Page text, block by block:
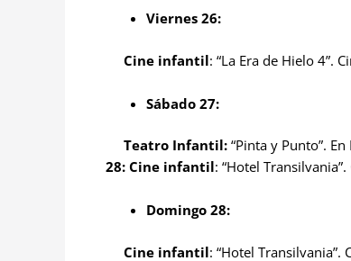
Viernes 26:
Cine infantil: “La Era de Hielo 4”.
Sábado 27:
Teatro Infantil: “Pinta y Punto”.
28: Cine infantil: “Hotel
Domingo 28:
Cine infantil: “Hotel Transilvania”.